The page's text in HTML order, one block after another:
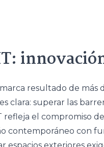
resultado de
clara: superar las
refleja el compromiso
contemporáneo con
espacios exteriores